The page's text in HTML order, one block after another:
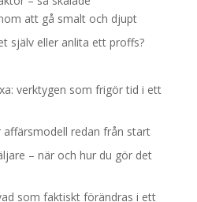
att gå smalt och djupt
själv eller anlita ett proffs?
verktygen som frigör tid i ett
affärsmodell redan från start
– när och hur du gör det
som faktiskt förändras i ett